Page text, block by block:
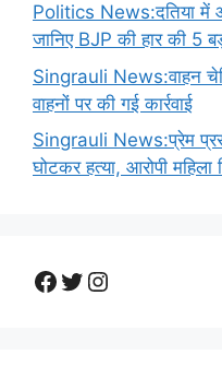
Politics News:दतिया में
जानिए BJP की हार की 5
Singrauli News:वाहन
वाहनों पर की गई कार्रवाई
Singrauli News:प्रेम
घोटकर हत्या, आरोपी महिला
Facebook
Twitter
Instagram